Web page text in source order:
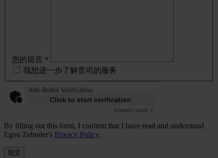
您的留言 *
我想进一步了解贵司的服务
Anti-Robot Verification
Click to start verification
FriendlyCaptcha ⇗
By filling out this form, I confirm that I have read and understand
Egon Zehnder's Privacy Policy.
提交